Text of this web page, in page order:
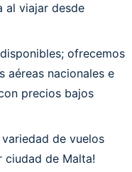
al viajar desde
ofrecemos
aéreas nacionales e
precios bajos
de vuelos
ciudad de Malta!